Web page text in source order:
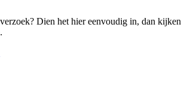
Dien het hier eenvoudig in, dan kijken